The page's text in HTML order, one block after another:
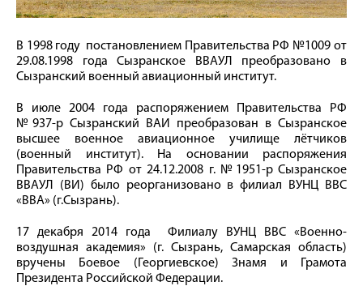
В 1998 году постановлением Правительства РФ №1009 от
29.08.1998 года Сызранское ВВАУЛ преобразовано в
Сызранский военный авиационный институт.
В июле 2004 года распоряжением Правительства РФ
№937-р Сызранский ВАИ преобразован в Сызранское
высшее военное авиационное училище лётчиков
(военный институт). На основании распоряжения
Правительства РФ от 24.12.2008 г. №1951-р Сызранское
ВВАУЛ (ВИ) было реорганизовано в филиал ВУНЦ ВВС
«ВВА» (г.Сызрань).
17 декабря 2014 года Филиалу ВУНЦ ВВС «Военно-
воздушная академия» (г. Сызрань, Самарская область)
вручены Боевое (Георгиевское) Знамя и Грамота
Президента Российской Федерации.